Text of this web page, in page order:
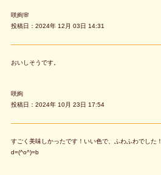
咲絢🌸
投稿日：2024年 12月 03日 14:31
おいしそうです。
咲絢
投稿日：2024年 10月 23日 17:54
すごく美味しかったです！いい色で、ふわふわでした！
d=(^o^)=b